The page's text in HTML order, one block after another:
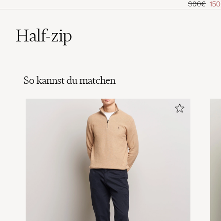
Regulärer
300€
Half-zip
So kannst du matchen